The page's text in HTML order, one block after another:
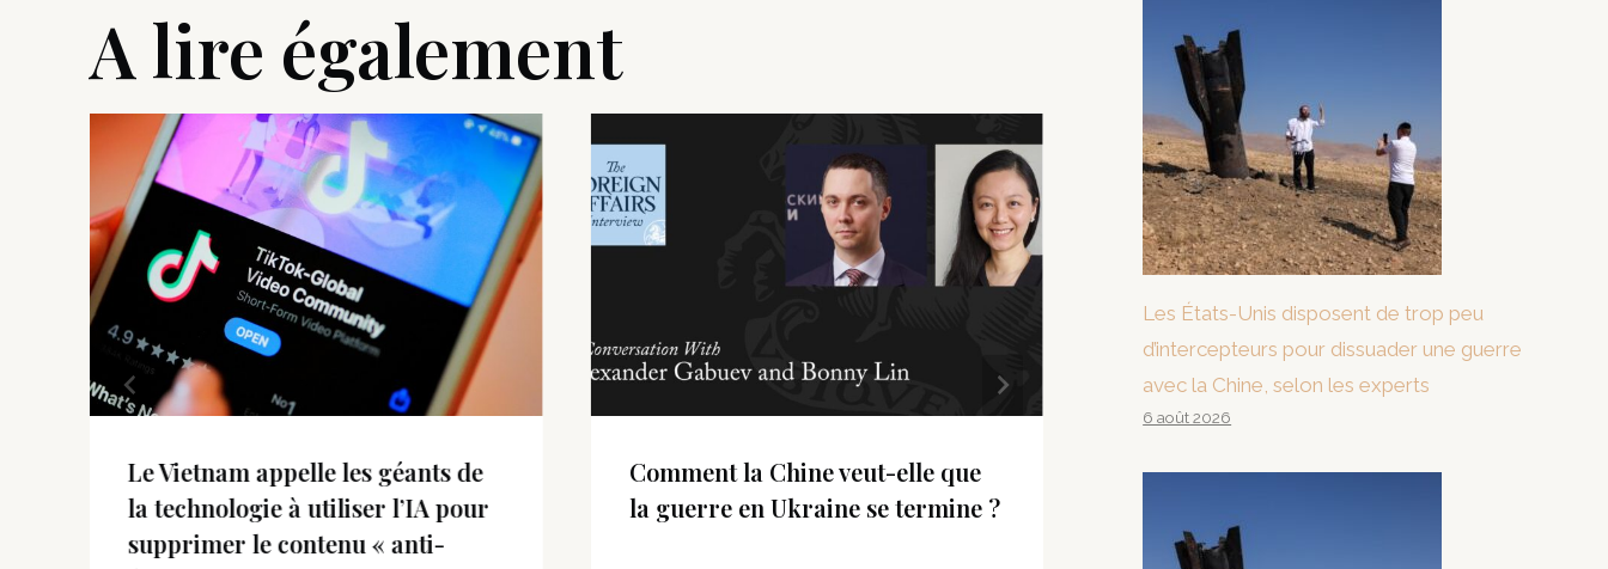
A lire également
Le Vietnam appelle les géants de
la technologie à utiliser l’IA pour
supprimer le contenu « anti-
Comment la Chine veut-elle que
la guerre en Ukraine se termine ?
Une ville de l'Uttar Pradesh
bataille de l'Hindutva en Inde
Les États-Unis disposent de trop peu
d’intercepteurs pour dissuader une guerre
avec la Chine, selon les experts
6 août 2026